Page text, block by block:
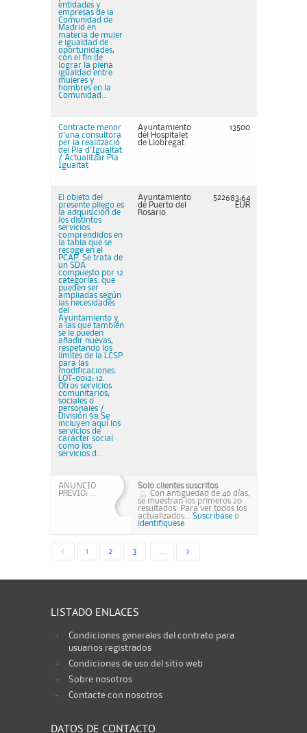
entidades y
empresas de la
Comunidad de
Madrid en
materia de mujer
e igualdad de
oportunidades,
con el fin de
lograr la plena
igualdad entre
mujeres y
hombres en la
Comunidad...
Contracte menor
d'una consultora
per la realització
del Pla d'Igualtat
/ Actualitzar Pla
Igualtat
Ayuntamiento
del Hospitalet
de Llobregat
13500
El objeto del
presente pliego es
la adquisición de
los distintos
servicios
comprendidos en
la tabla que se
recoge en el
PCAP. Se trata de
un SDA
compuesto por 12
categorías. que
pueden ser
ampliadas según
las necesidades
del
Ayuntamiento y
a las que también
se le pueden
añadir nuevas,
respetando los
límites de la LCSP
para las
modificaciones.
LOT-0012: 12.
Otros servicios
comunitarios,
sociales o
personales /
División 98 Se
incluyen aquí los
servicios de
carácter social
como los
servicios d...
Ayuntamiento
de Puerto del
Rosario
522683,64
EUR
ANUNCIO
PREVIO: ...
Solo clientes suscritos
Con antiguedad de 40 días,
se muestran los primeros 20
resultados. Para ver todos los
actualizados... Suscribase o
identifiquese.
< 1 2 3 >
LISTADO ENLACES
Condiciones generales del contrato para
usuarios registrados
Condiciones de uso del sitio web
Sobre nosotros
Contacte con nosotros
DATOS DE CONTACTO